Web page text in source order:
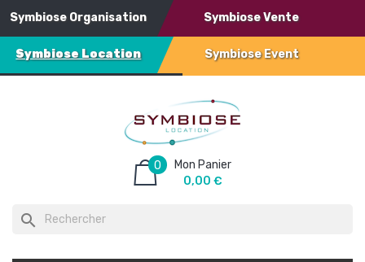
Symbiose Organisation Symbiose Vente
Symbiose Location Symbiose Event
Mon Panier
0
0,00 €
search